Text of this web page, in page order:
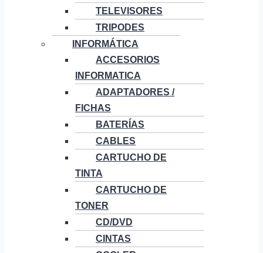
TELEVISORES
TRIPODES
INFORMÁTICA
ACCESORIOS
INFORMATICA
ADAPTADORES /
FICHAS
BATERÍAS
CABLES
CARTUCHO DE
TINTA
CARTUCHO DE
TONER
CD/DVD
CINTAS